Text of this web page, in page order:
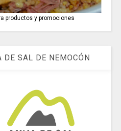
productos y promociones
DE SAL DE NEMOCÓN